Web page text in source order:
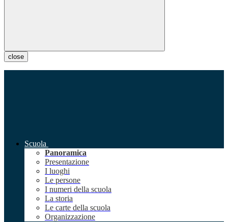
close
Scuola
Panoramica
Presentazione
I luoghi
Le persone
I numeri della scuola
La storia
Le carte della scuola
Organizzazione